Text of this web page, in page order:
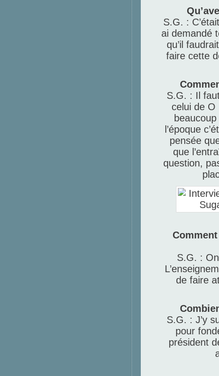
S.G. :
ai demandé
qu’il
faire cette
S.G. : Il
celui de O
l’époque
pensée
que
question,
S.G. :
de faire
S.G. : J’y
pour
président